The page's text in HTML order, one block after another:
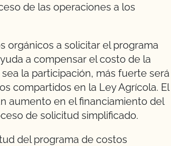
de las operaciones a los
orgánicos a solicitar el programa
a compensar el costo de la
la participación, más fuerte será
compartidos en la Ley Agrícola. El
aumento en el financiamiento del
de solicitud simplificado.
del programa de costos